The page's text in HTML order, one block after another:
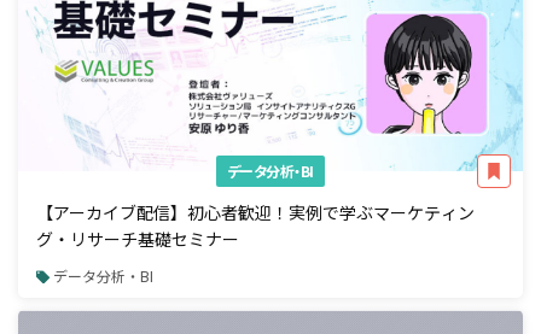
データ分析・BI
【アーカイブ配信】初心者歓迎！実例で学ぶマーケティン
グ・リサーチ基礎セミナー
データ分析・BI